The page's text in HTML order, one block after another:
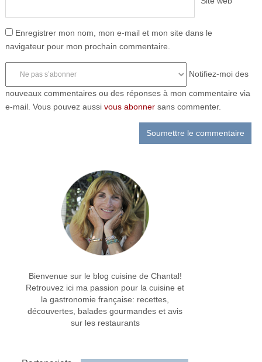
Enregistrer mon nom, mon e-mail et mon site dans le
navigateur pour mon prochain commentaire.
Notifiez-moi des
nouveaux commentaires ou des réponses à mon commentaire via
e-mail. Vous pouvez aussi vous abonnersans commenter.
Bienvenue sur le blog cuisine de Chantal!
Retrouvez ici ma passion pour la cuisine et
la gastronomie française: recettes,
découvertes, balades gourmandes et avis
sur les restaurants